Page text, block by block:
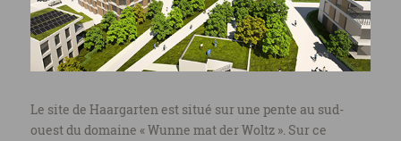
Le site de Haargarten est situé sur une pente au sud-
ouest du domaine « Wunne mat der Woltz ». Sur ce